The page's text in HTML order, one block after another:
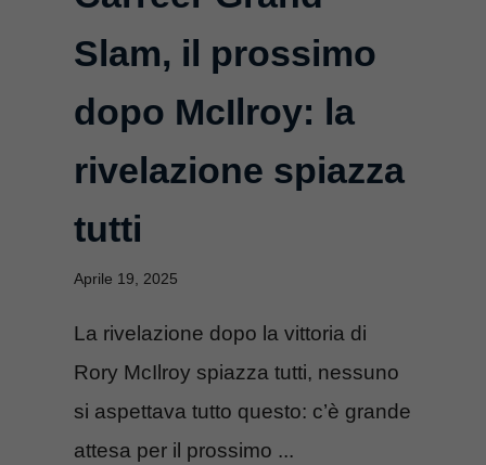
Slam, il prossimo
dopo McIlroy: la
rivelazione spiazza
tutti
Aprile 19, 2025
La rivelazione dopo la vittoria di
Rory McIlroy spiazza tutti, nessuno
si aspettava tutto questo: c’è grande
attesa per il prossimo ...